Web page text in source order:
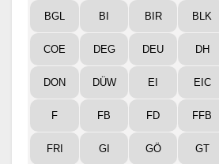
BGL BI BIR BLK
COE DEG DEU DH
DON DÜW EI EIC
F FB FD FFB
FRI GI GÖ GT